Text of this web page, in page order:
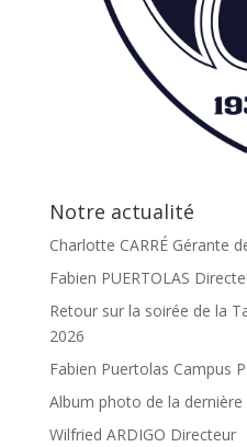
Notre actualité
Charlotte CARRÉ Gérante
Fabien PUERTOLAS
Retour sur la soirée de la
2026
Fabien Puertolas Campus
Album photo de la
Wilfried ARDIGO Directeur